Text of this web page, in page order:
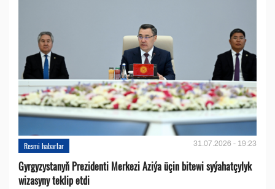
Resmi habarlar 31.07.2026 - 19:23
Gyrgyzystanyň Prezidenti Merkezi Aziýa üçin bitewi syýahatçylyk
wizasyny teklip etdi